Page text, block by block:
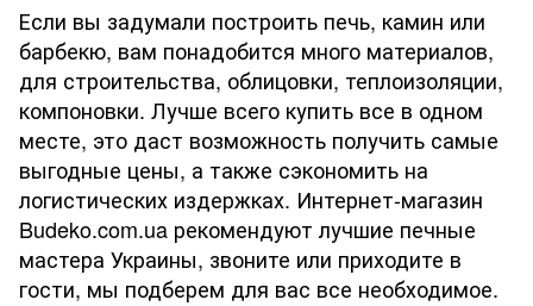
Если вы задумали построить печь, камин или
барбекю, вам понадобится много материалов,
для строительства, облицовки, теплоизоляции,
компоновки. Лучше всего купить все в одном
месте, это даст возможность получить самые
выгодные цены, а также сэкономить на
логистических издержках. Интернет-магазин
Budeko.com.ua рекомендуют лучшие печные
мастера Украины, звоните или приходите в
гости, мы подберем для вас все необходимое.